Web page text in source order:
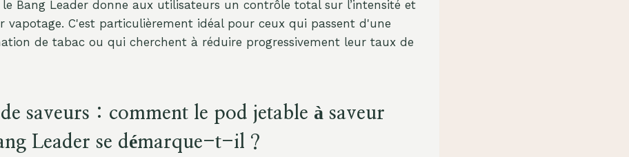
le Bang Leader donne aux utilisateurs un contrôle total sur l’intensité et
vapotage. C'est particulièrement idéal pour ceux qui passent d'une
de tabac ou qui cherchent à réduire progressivement leur taux de
saveurs : comment le pod jetable à saveur
Leader se démarque-t-il ?